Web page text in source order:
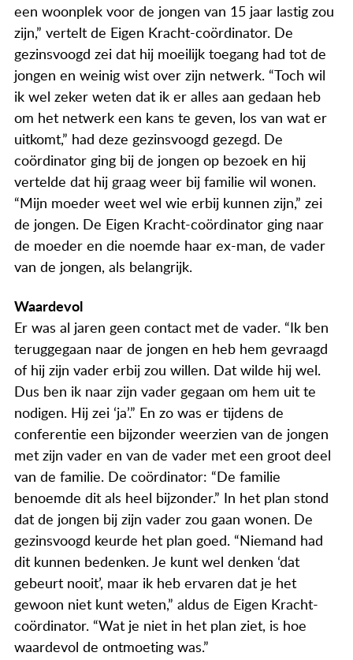
een woonplek voor de jongen van 15 jaar lastig zou
zijn,” vertelt de Eigen Kracht-coördinator. De
gezinsvoogd zei dat hij moeilijk toegang had tot de
jongen en weinig wist over zijn netwerk. “Toch wil
ik wel zeker weten dat ik er alles aan gedaan heb
om het netwerk een kans te geven, los van wat er
uitkomt,” had deze gezinsvoogd gezegd. De
coördinator ging bij de jongen op bezoek en hij
vertelde dat hij graag weer bij familie wil wonen.
“Mijn moeder weet wel wie erbij kunnen zijn,” zei
de jongen. De Eigen Kracht-coördinator ging naar
de moeder en die noemde haar ex-man, de vader
van de jongen, als belangrijk.
Waardevol
Er was al jaren geen contact met de vader. “Ik ben
teruggegaan naar de jongen en heb hem gevraagd
of hij zijn vader erbij zou willen. Dat wilde hij wel.
Dus ben ik naar zijn vader gegaan om hem uit te
nodigen. Hij zei ‘ja’.” En zo was er tijdens de
conferentie een bijzonder weerzien van de jongen
met zijn vader en van de vader met een groot deel
van de familie. De coördinator: “De familie
benoemde dit als heel bijzonder.” In het plan stond
dat de jongen bij zijn vader zou gaan wonen. De
gezinsvoogd keurde het plan goed. “Niemand had
dit kunnen bedenken. Je kunt wel denken ‘dat
gebeurt nooit’, maar ik heb ervaren dat je het
gewoon niet kunt weten,” aldus de Eigen Kracht-
coördinator. “Wat je niet in het plan ziet, is hoe
waardevol de ontmoeting was.”